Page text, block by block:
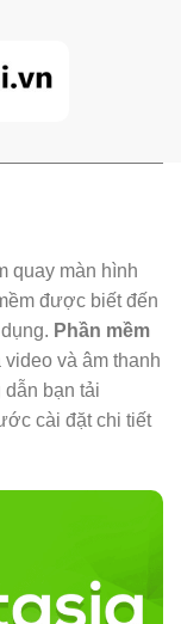
quay màn hình
được biết đến
Phần mềm
và âm thanh
bạn tải
cài đặt chi tiết